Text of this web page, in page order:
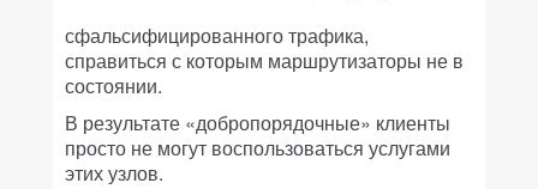
сфальсифицированного трафика,
справиться с которым маршрутизаторы не в
состоянии.
В результате «добропорядочные» клиенты
просто не могут воспользоваться услугами
этих узлов.